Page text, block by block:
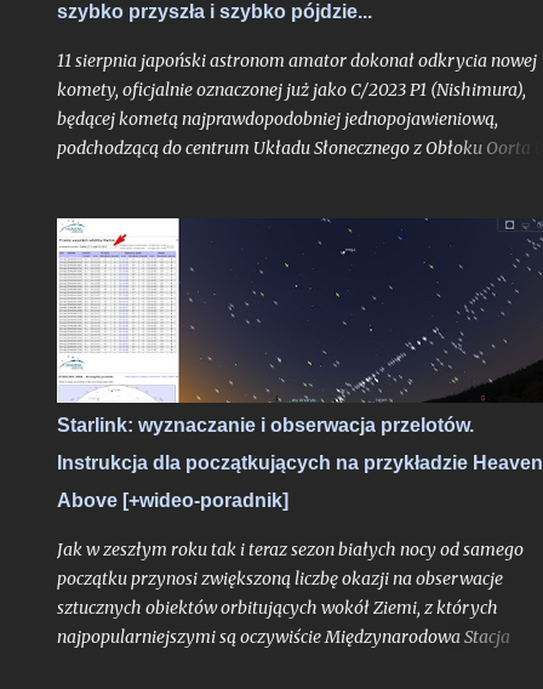
szybko przyszła i szybko pójdzie...
11 sierpnia japoński astronom amator dokonał odkrycia nowej
komety, oficjalnie oznaczonej już jako C/2023 P1 (Nishimura),
będącej kometą najprawdopodobniej jednopojawieniową,
podchodzącą do centrum Układu Słonecznego z Obłoku Oorta i
odkrycia był bardzo jasny jak na kometę, mając blask rzędu
mag.
Starlink: wyznaczanie i obserwacja przelotów.
Instrukcja dla początkujących na przykładzie
Above [+wideo-poradnik]
Jak w zeszłym roku tak i teraz sezon białych nocy od samego
początku przynosi zwiększoną liczbę okazji na obserwacje
sztucznych obiektów orbitujących wokół Ziemi, z których
najpopularniejszymi są oczywiście Międzynarodowa Stacja